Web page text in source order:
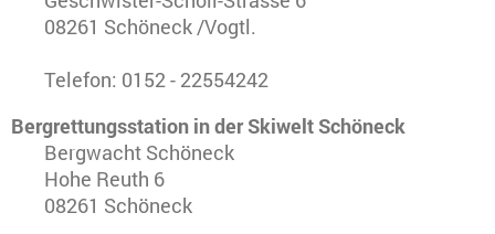
08261 Schöneck /Vogtl.
Telefon: 0152 - 22554242
Bergrettungsstation in der Skiwelt Schöneck
Bergwacht Schöneck
Hohe Reuth 6
08261 Schöneck